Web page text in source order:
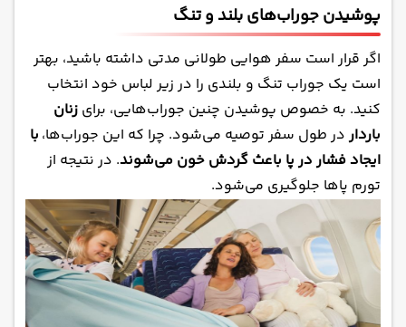
پوشیدنجوراب‌هایبلند و تنگ
اگر قرار است سفر هوایی طولانی مدتی داشته باشید، بهتر
است یک جوراب تنگ و بلندی را در زیر لباس خود انتخاب
کنید. به خصوص پوشیدن چنین جوراب‌هایی، برای زنان
بارداردر طول سفر توصیه می‌شود. چرا که این جوراب‌ها، با
ایجاد فشار در پا باعث گردش خون می‌شوند. در نتیجه از
تورم پاها جلوگیری می‌شود.